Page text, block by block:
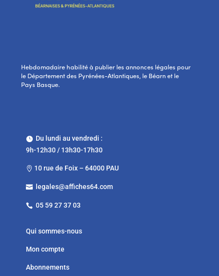
Hebdomadaire habilité à publier les annonces légales pour
le Département des Pyrénées-Atlantiques, le Béarn et le
Pays Basque.
Du lundi au vendredi :
9h-12h30 / 13h30-17h30
 10 rue de Foix – 64000 PAU
 legales@affiches64.com
 05 59 27 37 03
Qui sommes-nous
Mon compte
Abonnements